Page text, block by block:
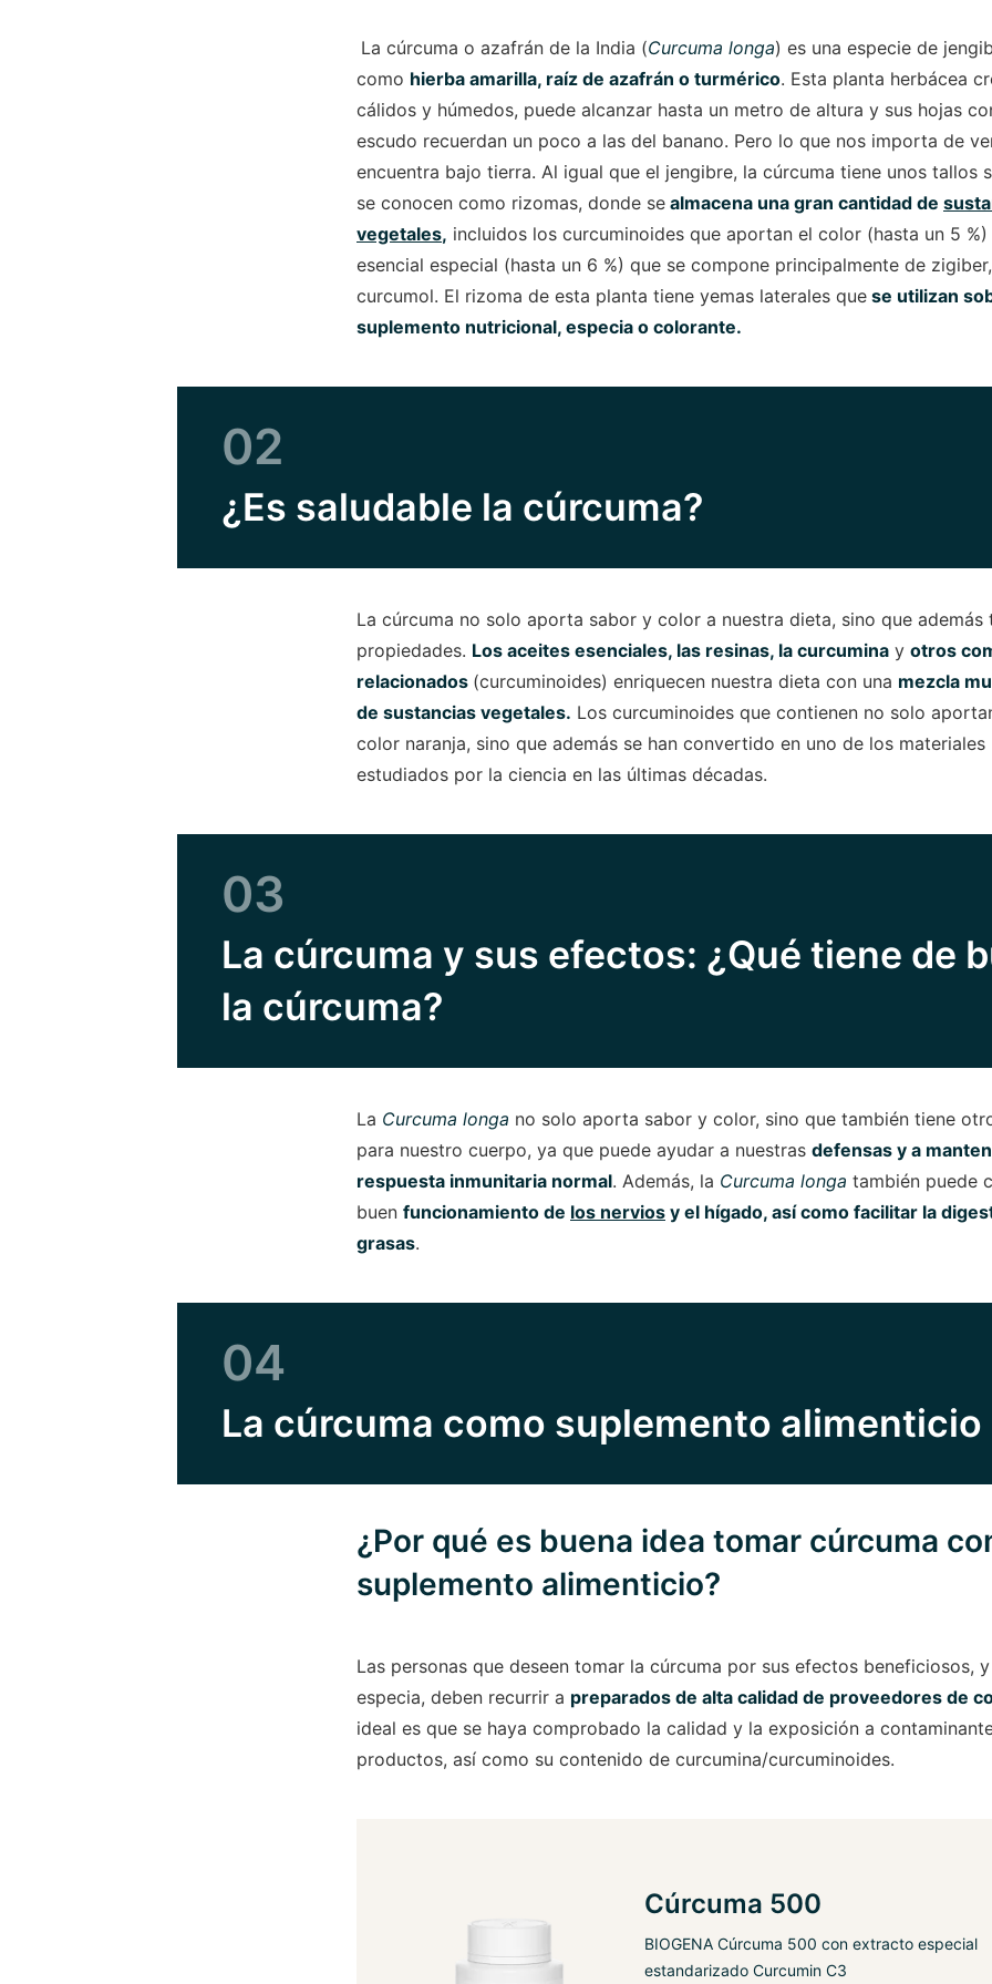
La cúrcuma o azafrán de la India (Curcuma longa) es una especie de
como hierba amarilla, raíz de azafrán o turmérico. Esta planta herbácea
cálidos y húmedos, puede alcanzar hasta un metro de altura y sus hojas
escudo recuerdan un poco a las del banano. Pero lo que nos importa de
encuentra bajo tierra. Al igual que el jengibre, la cúrcuma tiene unos tallos
se conocen como rizomas, donde se almacena una gran cantidad de
vegetales, incluidos los curcuminoides que aportan el color (hasta un 5
esencial especial (hasta un 6 %) que se compone principalmente de
curcumol. El rizoma de esta planta tiene yemas laterales que se utilizan
suplemento nutricional, especia o colorante.
02
¿Es saludable la cúrcuma?
La cúrcuma no solo aporta sabor y color a nuestra dieta, sino que además
propiedades. Los aceites esenciales, las resinas, la curcumina y otros
relacionados (curcuminoides) enriquecen nuestra dieta con una mezcla
de sustancias vegetales. Los curcuminoides que contienen no solo
color naranja, sino que además se han convertido en uno de los materiales
estudiados por la ciencia en las últimas décadas.
03
La cúrcuma y sus efectos: ¿Qué tiene de
la cúrcuma?
La Curcuma longa no solo aporta sabor y color, sino que también tiene
para nuestro cuerpo, ya que puede ayudar a nuestras defensas y a
respuesta inmunitaria normal. Además, la Curcuma longa también puede
buen funcionamiento de los nervios y el hígado, así como facilitar la
grasas.
04
La cúrcuma como suplemento alimenticio
¿Por qué es buena idea tomar cúrcuma
suplemento alimenticio?
Las personas que deseen tomar la cúrcuma por sus efectos beneficiosos,
especia, deben recurrir a preparados de alta calidad de proveedores de
ideal es que se haya comprobado la calidad y la exposición a
productos, así como su contenido de curcumina/curcuminoides.
Cúrcuma 500
BIOGENA Cúrcuma 500 con extracto especial
estandarizado Curcumin C3